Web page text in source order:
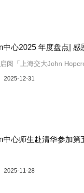
中心2025 年度盘点| 感
阅「上海交大John
2025-12-31
中心师生赴清华参加第
2025-11-28